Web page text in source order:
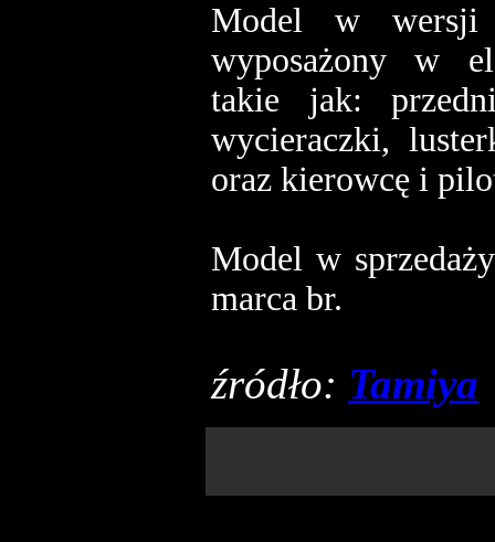
Model w wersji
wyposażony w
takie jak:
wycieraczki,
oraz kierowcę i
Model w
marca br.
źródło: Tamiya